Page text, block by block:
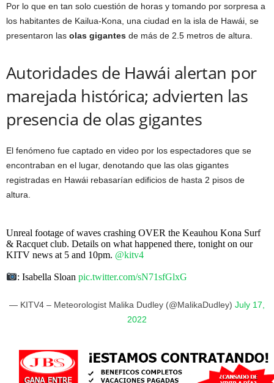
Por lo que en tan solo cuestión de horas y tomando por sorpresa a
los habitantes de Kailua-Kona, una ciudad en la isla de Hawái, se
presentaron las olas gigantes de más de 2.5 metros de altura.
Autoridades de Hawái alertan por
marejada histórica; advierten las
presencia de olas gigantes
El fenómeno fue captado en video por los espectadores que se
encontraban en el lugar, denotando que las olas gigantes
registradas en Hawái rebasarían edificios de hasta 2 pisos de
altura.
Unreal footage of waves crashing OVER the Keauhou Kona Surf
& Racquet club. Details on what happened there, tonight on our
KITV news at 5 and 10pm. @kitv4
: Isabella Sloanpic.twitter.com/sN71sfGlxG
— KITV4 – Meteorologist Malika Dudley (@MalikaDudley) July 17,
2022